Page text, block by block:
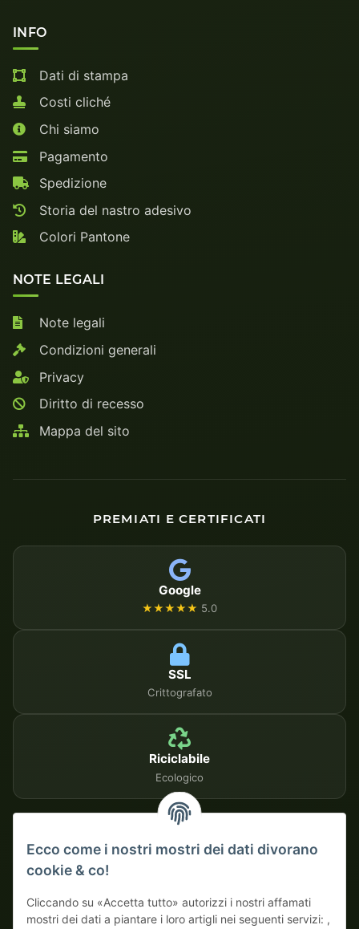
INFO
Dati di stampa
Costi cliché
Chi siamo
Pagamento
Spedizione
Storia del nastro adesivo
Colori Pantone
NOTE LEGALI
Note legali
Condizioni generali
Privacy
Diritto di recesso
Mappa del sito
PREMIATI E CERTIFICATI
Google
★★★★★ 5.0
SSL
Crittografato
Riciclabile
Ecologico
Su fattura
Ecco come i nostri mostri dei dati divorano
cookie & co!
Cliccando su «Accetta tutto» autorizzi i nostri affamati
mostri dei dati a piantare i loro artigli nei seguenti servizi: ,